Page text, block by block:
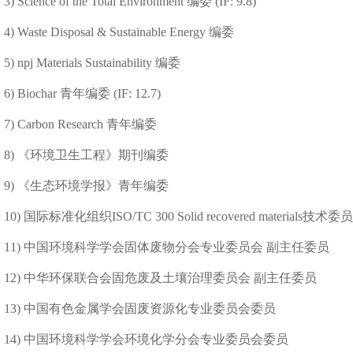
4) Waste Disposal & Sustainable Energy 编委
5) npj Materials Sustainability 编委
6) Biochar 青年编委 (IF: 12.7)
7) Carbon Research 青年编委
8) 《环境卫生工程》期刊编委
9) 《生态环境学报》青年编委
10) 国际标准化组织ISO/TC 300 Solid recovered materials技术委
11) 中国环境科学学会固体废物分会专业委员会 副主任委员
12) 中华环保联合会固危废及土壤治理委员会 副主任委员
13) 中国有色金属学会固废资源化专业委员会委员
14) 中国环境科学学会环境化学分会专业委员会委员